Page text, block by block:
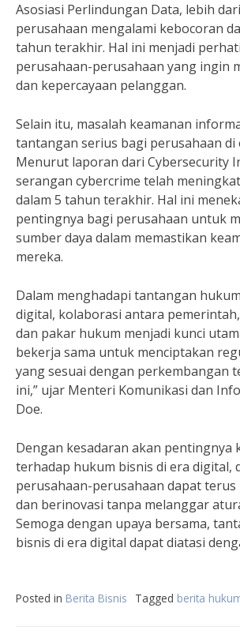
Asosiasi Perlindungan Data, lebih
perusahaan mengalami kebocoran
tahun terakhir. Hal ini menjadi
perusahaan-perusahaan yang ingin
dan kepercayaan pelanggan.
Selain itu, masalah keamanan
tantangan serius bagi perusahaan di
Menurut laporan dari Cybersecurity
serangan cybercrime telah
dalam 5 tahun terakhir. Hal ini
pentingnya bagi perusahaan untuk
sumber daya dalam memastikan
mereka.
Dalam menghadapi tantangan
digital, kolaborasi antara
dan pakar hukum menjadi kunci
bekerja sama untuk menciptakan
yang sesuai dengan perkembangan
ini,” ujar Menteri Komunikasi dan
Doe.
Dengan kesadaran akan pentingnya
terhadap hukum bisnis di era digital,
perusahaan-perusahaan dapat
dan berinovasi tanpa melanggar
Semoga dengan upaya bersama,
bisnis di era digital dapat diatasi
Posted in Berita Bisnis Tagged berita